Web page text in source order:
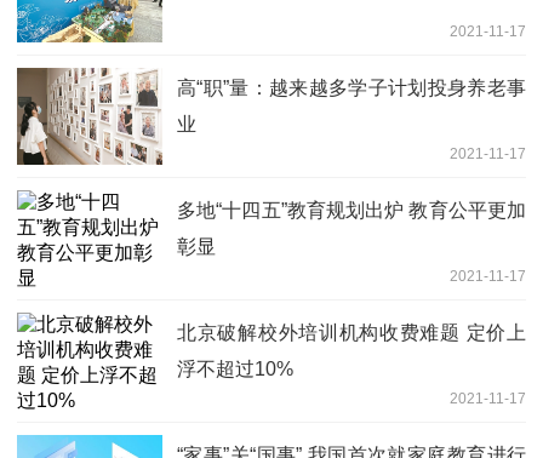
2021-11-17
高“职”量：越来越多学子计划投身养老事
业
2021-11-17
多地“十四五”教育规划出炉 教育公平更加
彰显
2021-11-17
北京破解校外培训机构收费难题 定价上
浮不超过10%
2021-11-17